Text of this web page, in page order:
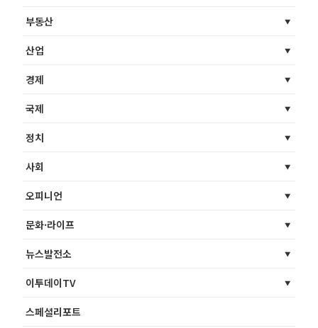
부동산
산업
경제
국제
정치
사회
오피니언
문화·라이프
뉴스발전소
이투데이TV
스페셜리포트